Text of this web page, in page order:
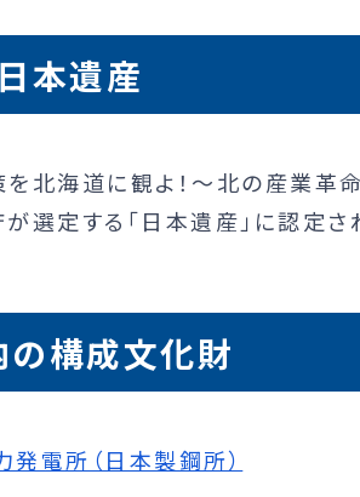
本遺産
北海道に観よ！～北の産業革
選定する「日本遺産」に認定さ
の構成文化財
発電所（日本製鋼所）